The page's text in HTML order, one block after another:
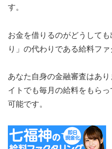
す。
お金を借りるのがどうして
り」の代わりである給料フ
あなた自身の金融審査はあ
イトでも毎月の給料をもら
可能です。